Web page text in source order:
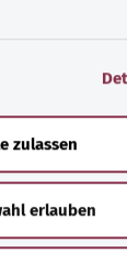
zulassen
erlauben
رجوع إلى